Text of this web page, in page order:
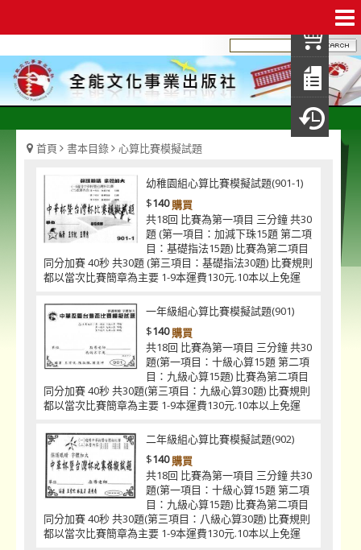
首頁 書本目錄 心算比賽模擬試題
幼稚園組心算比賽模擬試題(901-1)
$140購買
共18回 比賽為第一項目 三分鐘 共30
題 (第一項目：加減下珠15題 第二項
目：基礎指法15題) 比賽為第二項目
同分加賽 40秒 共30題 (第三項目：基礎指法30題) 比賽規則
都以當次比賽簡章為主要 1-9本運費130元.10本以上免運
一年級組心算比賽模擬試題(901)
$140購買
共18回 比賽為第一項目 三分鐘 共30
題(第一項目：十級心算15題 第二項
目：九級心算15題) 比賽為第二項目
同分加賽 40秒 共30題(第三項目：九級心算30題) 比賽規則
都以當次比賽簡章為主要 1-9本運費130元.10本以上免運
二年級組心算比賽模擬試題(902)
$140購買
共18回 比賽為第一項目 三分鐘 共30
題(第一項目：十級心算15題 第二項
目：九級心算15題) 比賽為第二項目
同分加賽 40秒 共30題(第三項目：八級心算30題) 比賽規則
都以當次比賽簡章為主要 1-9本運費130元.10本以上免運
我
查
填